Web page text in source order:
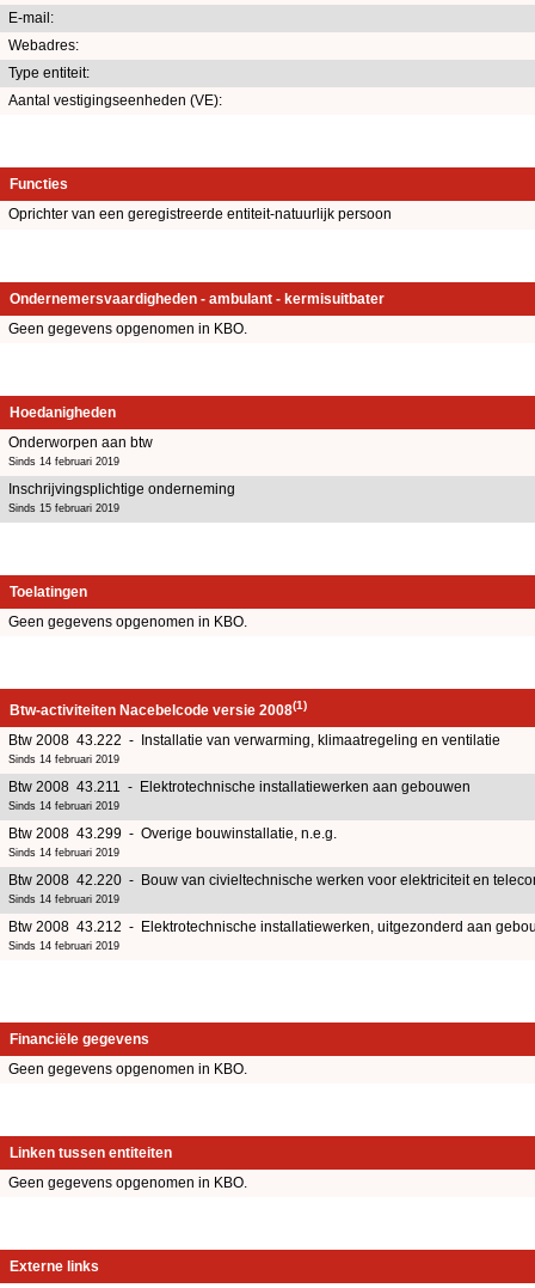
E-mail:
Webadres:
Type entiteit:
Aantal vestigingseenheden (VE):
Functies
Oprichter van een geregistreerde entiteit-natuurlijk persoon
Ondernemersvaardigheden - ambulant - kermisuitbater
Geen gegevens opgenomen in KBO.
Hoedanigheden
Onderworpen aan btw
Sinds 14 februari 2019
Inschrijvingsplichtige onderneming
Sinds 15 februari 2019
Toelatingen
Geen gegevens opgenomen in KBO.
Btw-activiteiten Nacebelcode versie 2008(1)
Btw 2008 43.222 - Installatie van verwarming, klimaatregeling en ventilatie
Sinds 14 februari 2019
Btw 2008 43.211 - Elektrotechnische installatiewerken aan gebouwen
Sinds 14 februari 2019
Btw 2008 43.299 - Overige bouwinstallatie, n.e.g.
Sinds 14 februari 2019
Btw 2008 42.220 - Bouw van civieltechnische werken voor elektriciteit en
Sinds 14 februari 2019
Btw 2008 43.212 - Elektrotechnische installatiewerken, uitgezonderd aan
Sinds 14 februari 2019
Financiële gegevens
Geen gegevens opgenomen in KBO.
Linken tussen entiteiten
Geen gegevens opgenomen in KBO.
Externe links